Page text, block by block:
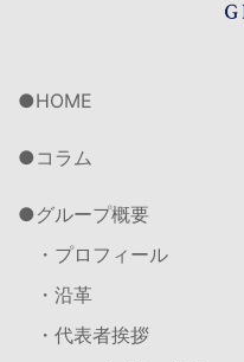
HOME
コラム
グループ概要
・プロフィール
・沿革
・代表者挨拶